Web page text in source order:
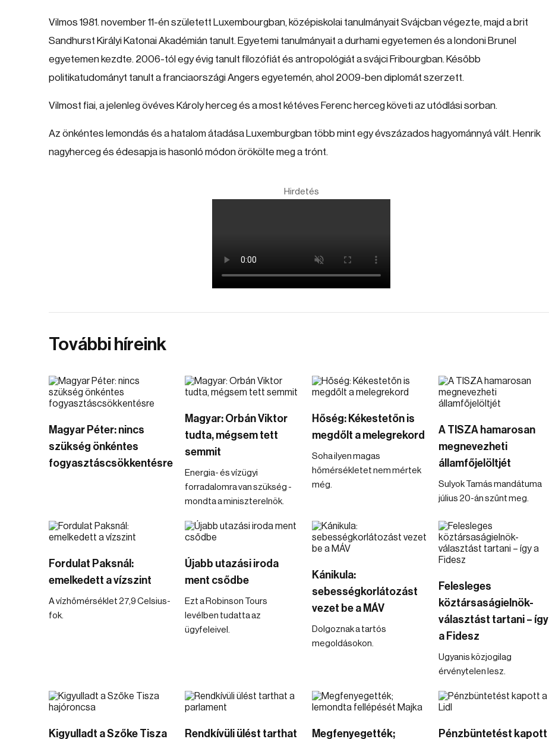
Vilmos 1981. november 11-én született Luxembourgban, középiskolai tanulmányait Svájcban végezte, majd a brit
Sandhurst Királyi Katonai Akadémián tanult. Egyetemi tanulmányait a durhami egyetemen és a londoni Brunel
egyetemen kezdte. 2006-tól egy évig tanult filozófiát és antropológiát a svájci Fribourgban. Később
politikatudományt tanult a franciaországi Angers egyetemén, ahol 2009-ben diplomát szerzett.
Vilmost fiai, a jelenleg övéves Károly herceg és a most kétéves Ferenc herceg követi az utódlási sorban.
Az önkéntes lemondás és a hatalom átadása Luxemburgban több mint egy évszázados hagyománnyá vált. Henrik
nagyherceg és édesapja is hasonló módon örökölte meg a trónt.
Hirdetés
További híreink
Magyar Péter: nincs
szükség önkéntes
fogyasztáscsökkentésre
Magyar: Orbán Viktor
tudta, mégsem tett
semmit
Energia- és vízügyi
forradalomra van szükség -
mondta a miniszterelnök.
Hőség: Kékestetőn is
megdőlt a melegrekord
Soha ilyen magas
hőmérsékletet nem mértek
még.
A TISZA hamarosan
megnevezheti
államfőjelöltjét
Sulyok Tamás mandátuma
július 20-án szűnt meg.
Fordulat Paksnál:
emelkedett a vízszint
A vízhőmérséklet 27,9 Celsius-
fok.
Újabb utazási iroda
ment csődbe
Ezt a Robinson Tours
levélben tudatta az
ügyfeleivel.
Kánikula:
sebességkorlátozást
vezet be a MÁV
Dolgoznak a tartós
megoldásokon.
Felesleges
köztársaságielnök-
választást tartani – így
a Fidesz
Ugyanis közjogilag
érvénytelen lesz.
Kigyulladt a Szőke Tisza
Rendkívüli ülést tarthat
Megfenyegették;
Pénzbüntetést kapott